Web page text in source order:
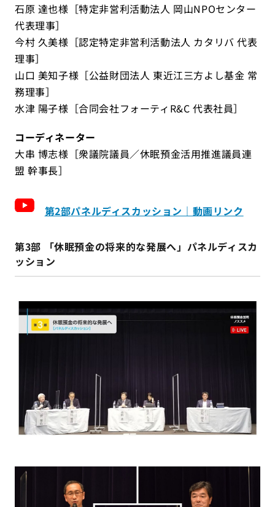
石原 達也様［特定非営利活動法人 岡山NPOセンター
代表理事］
今村 久美様［認定特定非営利活動法人 カタリバ 代表
理事］
山口 美知子様［公益財団法人 東近江三方よし基金 常
務理事］
水津 陽子様［合同会社フォーティR&C 代表社員］
コーディネーター
大串 博志様［衆議院議員／休眠預金活用推進議員連
盟 幹事長］
第2部パネルディスカッション｜動画リンク
第3部 「休眠預金の将来的な発展へ」パネルディスカ
ッション